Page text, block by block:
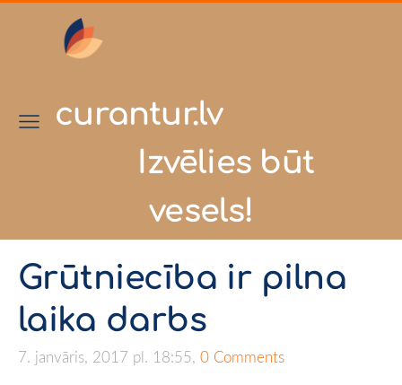
curantur.lv
Izvēlies būt
vesels!
Grūtniecība ir pilna
laika darbs
7. janvāris, 2017 pl. 18:55, 0 Comments